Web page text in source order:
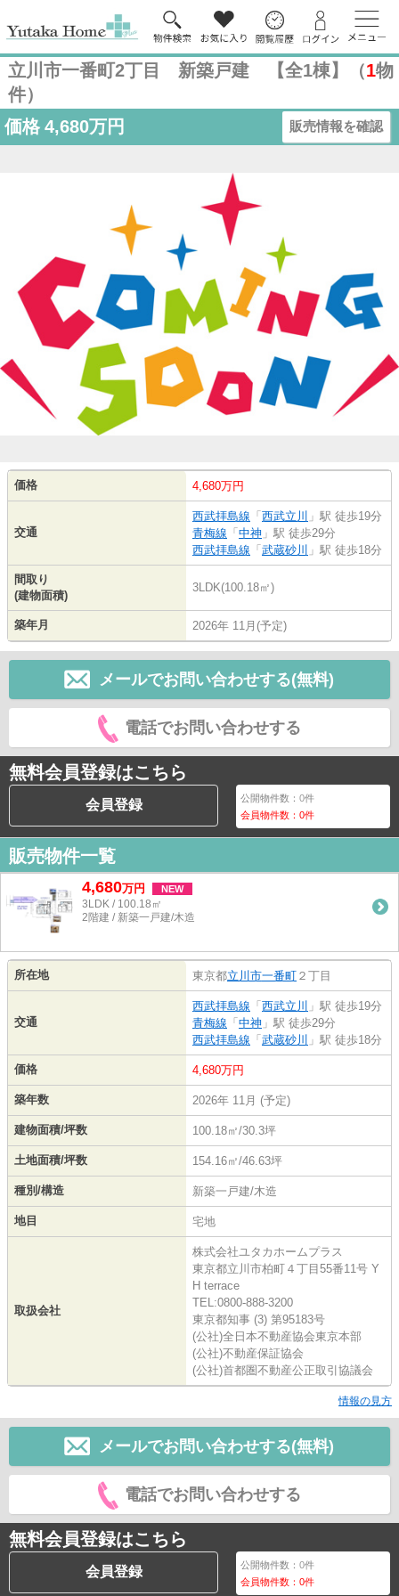
立川市一番町2丁目 新築戸建 【全1棟】（1物
件）
価格 4,680万円 販売情報を確認
価格 4,680万円
交通
西武拝島線 「 西武立川 」駅 徒歩19分
青梅線 「 中神 」駅 徒歩29分
西武拝島線 「 武蔵砂川 」駅 徒歩18分
間取り
(建物面積)
3LDK(100.18㎡)
築年月 2026年 11月(予定)
メールでお問い合わせする(無料)
電話でお問い合わせする
無料会員登録はこちら
会員登録 公開物件数：0件
会員物件数：0件
販売物件一覧
4,680万円 NEW
3LDK / 100.18㎡
2階建 / 新築一戸建/木造
所在地 東京都立川市一番町 ２丁目
交通
西武拝島線 「 西武立川 」駅 徒歩19分
青梅線 「 中神 」駅 徒歩29分
西武拝島線 「 武蔵砂川 」駅 徒歩18分
価格 4,680万円
築年数 2026年 11月 (予定)
建物面積/坪数 100.18㎡/30.3坪
土地面積/坪数 154.16㎡/46.63坪
種別/構造 新築一戸建/木造
地目 宅地
取扱会社
株式会社ユタカホームプラス
東京都立川市柏町４丁目55番11号 Y
H terrace
TEL:0800-888-3200
東京都知事 (3) 第95183号
(公社)全日本不動産協会東京本部
(公社)不動産保証協会
(公社)首都圏不動産公正取引協議会
情報の見方
メールでお問い合わせする(無料)
電話でお問い合わせする
無料会員登録はこちら
会員登録 公開物件数：0件
会員物件数：0件